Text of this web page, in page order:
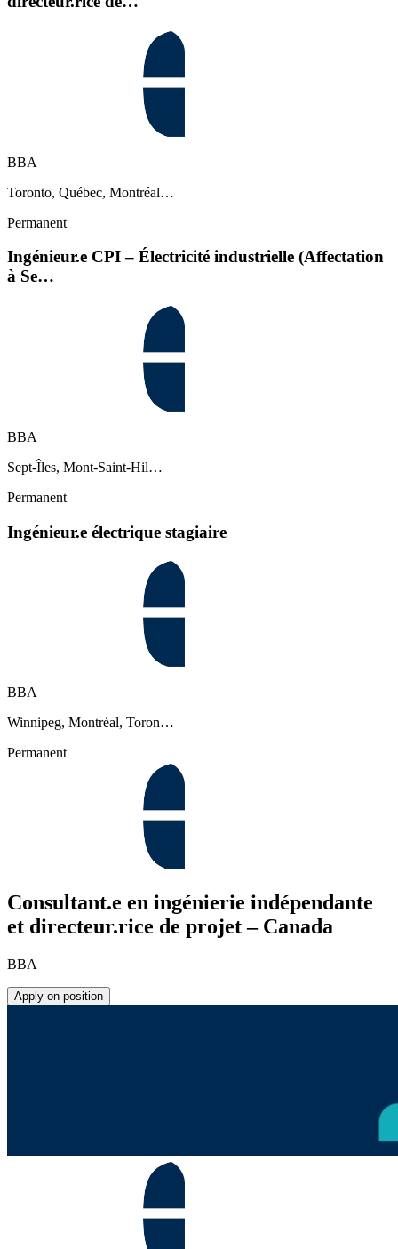
BBA
Toronto, Québec, Montréal…
Permanent
Ingénieur.e CPI – Électricité industrielle (Affectation
à Se…
BBA
Sept-Îles, Mont-Saint-Hil…
Permanent
Ingénieur.e électrique stagiaire
BBA
Winnipeg, Montréal, Toron…
Permanent
Consultant.e en ingénierie indépendante
et directeur.rice de projet – Canada
BBA
Apply on position